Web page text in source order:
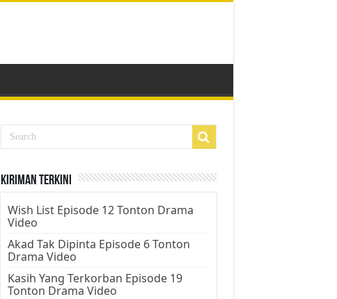
Kiriman Terkini
Wish List Episode 12 Tonton Drama
Video
Akad Tak Dipinta Episode 6 Tonton
Drama Video
Kasih Yang Terkorban Episode 19
Tonton Drama Video